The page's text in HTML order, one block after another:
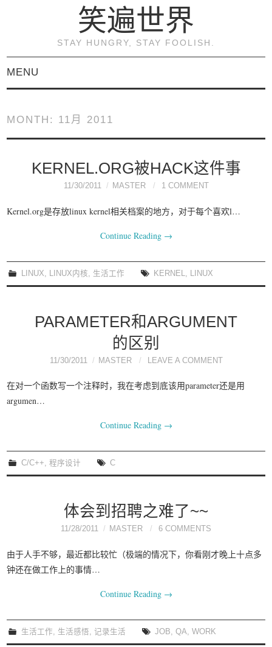
笑遍世界
STAY HUNGRY, STAY FOOLISH.
MENU
（连载）
我要笑遍世界
MONTH: 11月 2011
KERNEL.ORG被HACK这件事
11/30/2011 MASTER 1 COMMENT
Kernel.org是存放linux kernel相关档案的地方，对于每个喜欢l…
Continue Reading →
LINUX LINUX内核 生活工作 KERNEL LINUX
PARAMETER和ARGUMENT
的区别
11/30/2011 MASTER LEAVE A COMMENT
在对一个函数写一个注释时，我在考虑到底该用parameter还是用
argumen…
Continue Reading →
C/C++,程序设计 C
体会到招聘之难了~~
11/28/2011 MASTER 6 COMMENTS
由于人手不够，最近都比较忙（极端的情况下，你看刚才晚上十点多
钟还在做工作上的事情…
Continue Reading →
生活工作 生活感悟 ,记录生活 JOB ,QA ,WORK